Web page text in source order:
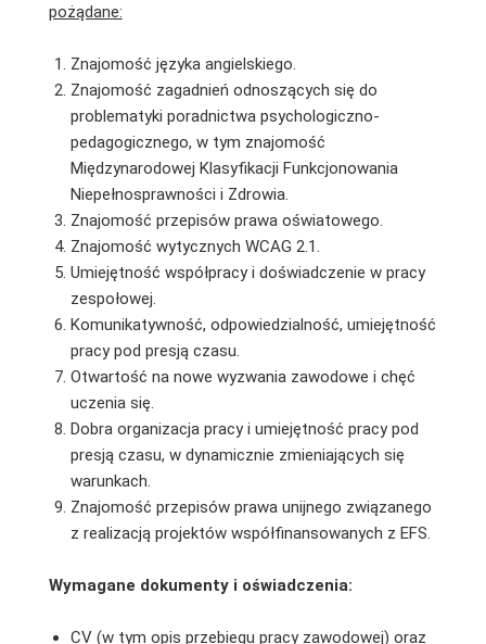
pożądane:
Znajomość języka angielskiego.
Znajomość zagadnień odnoszących się do
problematyki poradnictwa psychologiczno-
pedagogicznego, w tym znajomość
Międzynarodowej Klasyfikacji Funkcjonowania
Niepełnosprawności i Zdrowia.
Znajomość przepisów prawa oświatowego.
Znajomość wytycznych WCAG 2.1.
Umiejętność współpracy i doświadczenie w pracy
zespołowej.
Komunikatywność, odpowiedzialność, umiejętność
pracy pod presją czasu.
Otwartość na nowe wyzwania zawodowe i chęć
uczenia się.
Dobra organizacja pracy i umiejętność pracy pod
presją czasu, w dynamicznie zmieniających się
warunkach.
Znajomość przepisów prawa unijnego związanego
z realizacją projektów współfinansowanych z EFS.
Wymagane dokumenty i oświadczenia:
CV (w tym opis przebiegu pracy zawodowej) oraz